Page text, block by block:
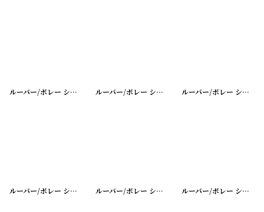
ルーバー/ボレー シャッター シングル [20200401-40 ]
ルーバー/ボレー シャッター シングル [20200401-
ルーバー/ボレー シャッター シングル
ルーバー/ボレー シャッター シングル [20200401-37 ]
ルーバー/ボレー シャッター シングル [20200401-
ルーバー/ボレー シャッター シングル